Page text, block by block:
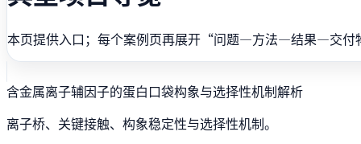
本页提供入口；每个案例页再展开“问题—方法—结果—交付
含金属离子辅因子的蛋白口袋构象与选择性机制解析
离子桥、关键接触、构象稳定性与选择性机制。